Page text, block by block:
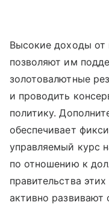
Высокие доходы от
позволяют им
золотовалютные
и проводить
политику.
обеспечивает
управляемый курс
по отношению к
правительства
активно развивают